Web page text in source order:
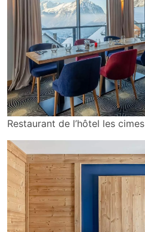
Restaurant de l’hôtel les cimes